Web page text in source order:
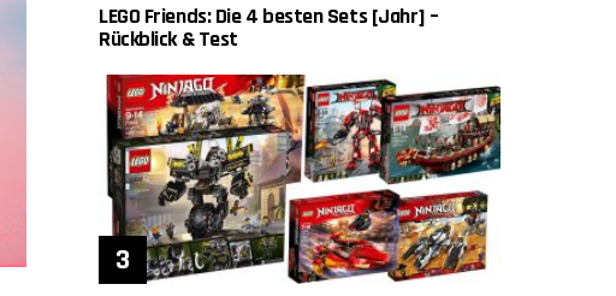
LEGO Friends: Die 4 besten Sets [Jahr] –
Rückblick & Test